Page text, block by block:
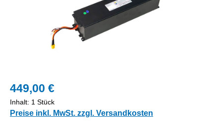
449,00 €
Inhalt: 1 Stück
Preise inkl. MwSt. zzgl. Versandkosten